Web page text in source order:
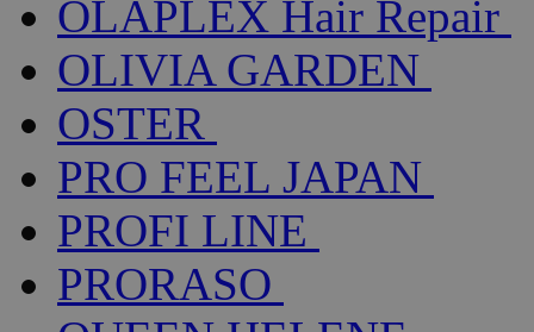
OLAPLEX Hair Repair
OLIVIA GARDEN
OSTER
PRO FEEL JAPAN
PROFI LINE
PRORASO